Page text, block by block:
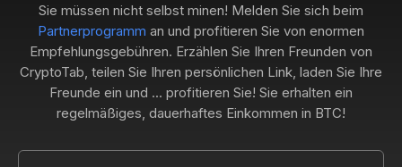
Sie müssen nicht selbst minen! Melden Sie sich beim
Partnerprogramm an und profitieren Sie von enormen
Empfehlungsgebühren. Erzählen Sie Ihren Freunden von
CryptoTab, teilen Sie Ihren persönlichen Link, laden Sie Ihre
Freunde ein und ... profitieren Sie! Sie erhalten ein
regelmäßiges, dauerhaftes Einkommen in BTC!